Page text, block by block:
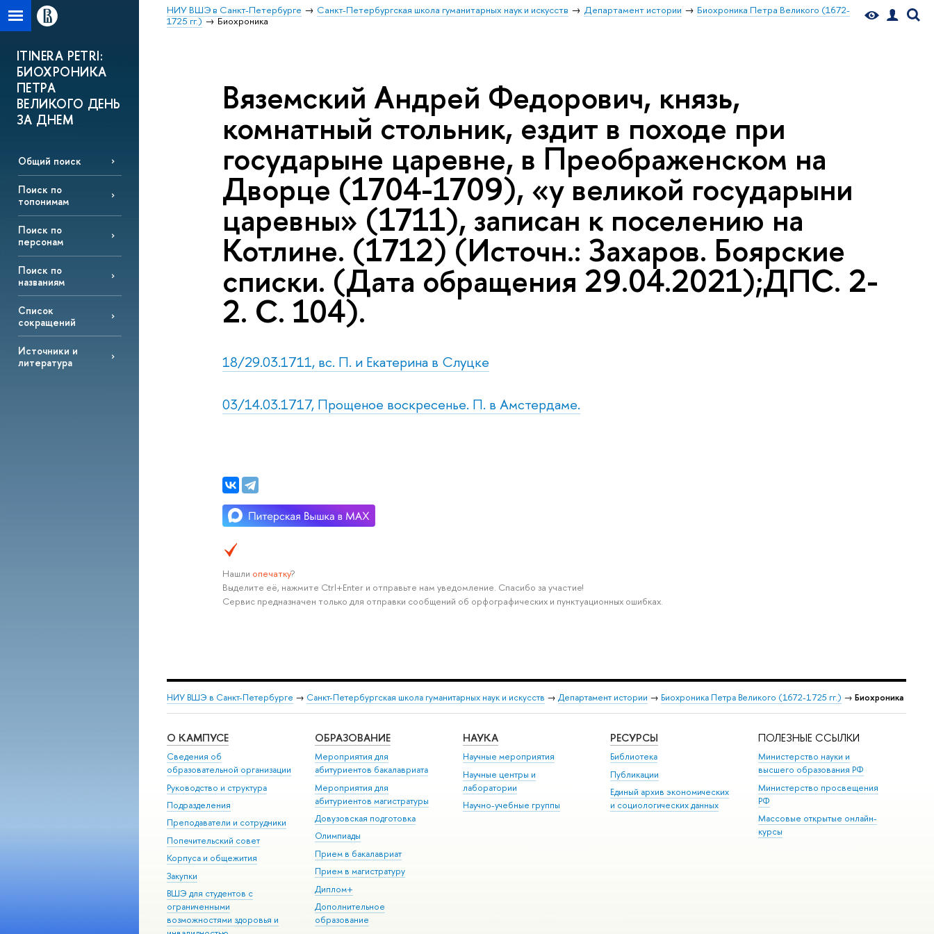
НИУ ВШЭ в Санкт-Петербурге Санкт-Петербургская школа гуманитарных наук и искусств Департамент истории
Биохроника Петра Великого (1672-
1725 гг.)
Биохроника
ITINERA PETRI:
БИОХРОНИКА
ПЕТРА
ВЕЛИКОГО ДЕНЬ
ЗА ДНЕМ
Общий поиск
Поиск по
топонимам
Поиск по
персонам
Поиск по
названиям
Список
сокращений
Источники и
литература
Вяземский Андрей Федорович, князь,
комнатный стольник, ездит в походе при
государыне царевне, в Преображенском на
Дворце (1704-1709), «у великой государыни
царевны» (1711), записан к поселению на
Котлине. (1712) (Источн.: Захаров. Боярские
списки. (Дата обращения 29.04.2021);ДПС. 2-
2. С. 104).
18/29.03.1711, вс. П. и Екатерина в Слуцке
03/14.03.1717, Прощеное воскресенье. П. в Амстердаме.
Нашли опечатку?
Выделите её, нажмите Ctrl+Enter и отправьте нам уведомление. Спасибо за участие!
Сервис предназначен только для отправки сообщений об орфографических и пунктуационных ошибках.
НИУ ВШЭ в Санкт-Петербурге → Санкт-Петербургская школа гуманитарных наук и искусств → Департамент истории → Биохроника Петра Великого (1672-1725 гг.) → Биохроника
О КАМПУСЕ
Сведения об
образовательной организации
Руководство и структура
Подразделения
Преподаватели и сотрудники
Попечительский совет
Корпуса и общежития
Закупки
ВШЭ для студентов с
ограниченными
возможностями здоровья и
ОБРАЗОВАНИЕ
Мероприятия для
абитуриентов бакалавриата
Мероприятия для
абитуриентов магистратуры
Довузовская подготовка
Олимпиады
Прием в бакалавриат
Прием в магистратуру
Диплом+
Дополнительное
образование
НАУКА
Научные мероприятия
Научные центры и
лаборатории
Научно-учебные группы
РЕСУРСЫ
Библиотека
Публикации
Единый архив экономических
и социологических данных
ПОЛЕЗНЫЕ ССЫЛКИ
Министерство науки и
высшего образования РФ
Министерство просвещения
РФ
Массовые открытые онлайн-
курсы